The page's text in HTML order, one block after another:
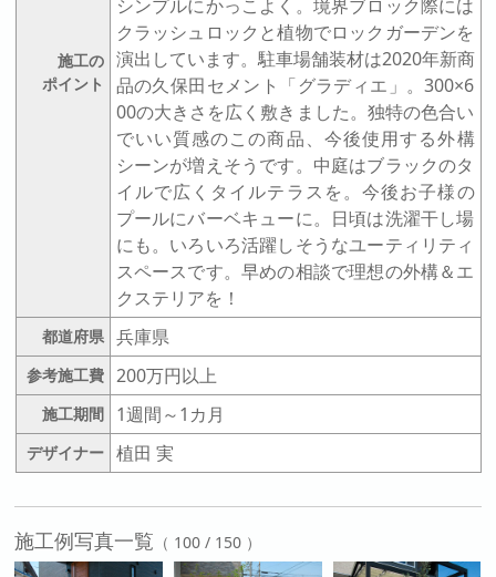
施工の
ポイント
シンプルにかっこよく。境界ブロック際には
クラッシュロックと植物でロックガーデンを
演出しています。駐車場舗装材は2020年新商
品の久保田セメント「グラディエ」。300×6
00の大きさを広く敷きました。独特の色合い
でいい質感のこの商品、今後使用する外構
シーンが増えそうです。中庭はブラックのタ
イルで広くタイルテラスを。今後お子様の
プールにバーベキューに。日頃は洗濯干し場
にも。いろいろ活躍しそうなユーティリティ
スペースです。早めの相談で理想の外構＆エ
クステリアを！
都道府県 兵庫県
参考施工費 200万円以上
施工期間 1週間～1カ月
デザイナー 植田 実
施工例写真一覧 （ 100 / 150 ）